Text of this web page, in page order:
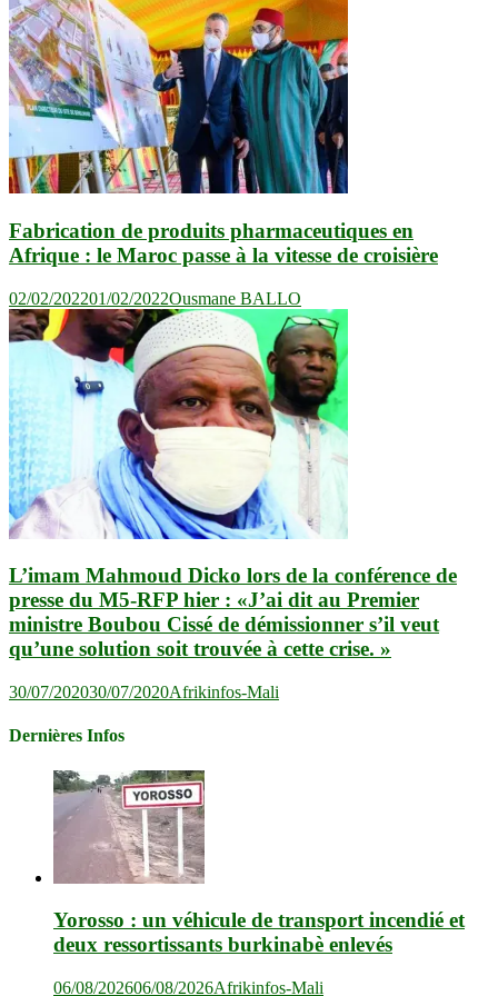
Fabrication de produits pharmaceutiques en
Afrique : le Maroc passe à la vitesse de croisière
02/02/202201/02/2022Ousmane BALLO
L’imam Mahmoud Dicko lors de la conférence de
presse du M5-RFP hier : «J’ai dit au Premier
ministre Boubou Cissé de démissionner s’il veut
qu’une solution soit trouvée à cette crise. »
30/07/202030/07/2020Afrikinfos-Mali
Dernières Infos
Yorosso : un véhicule de transport incendié et
deux ressortissants burkinabè enlevés
06/08/202606/08/2026Afrikinfos-Mali